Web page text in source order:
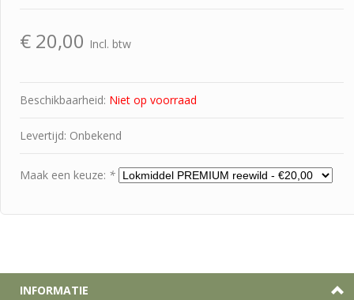
€ 20,00 Incl. btw
Beschikbaarheid: Niet op voorraad
Levertijd: Onbekend
Maak een keuze: *
INFORMATIE